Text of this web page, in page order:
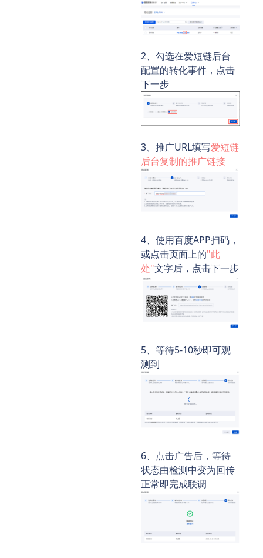
2、勾选在爱短链后台
配置的转化事件，点击
下一步
3、推广URL填写爱短链
后台复制的推广链接
4、使用百度APP扫码，
或点击页面上的"此
处"文字后，点击下一步
5、等待5-10秒即可观
测到
6、点击广告后，等待
状态由检测中变为回传
正常即完成联调